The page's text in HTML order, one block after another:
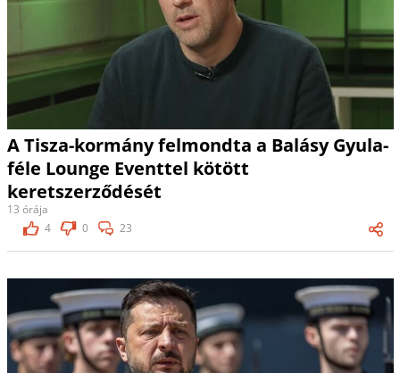
A Tisza-kormány felmondta a Balásy Gyula-
féle Lounge Eventtel kötött
keretszerződését
13 órája
4
0 23